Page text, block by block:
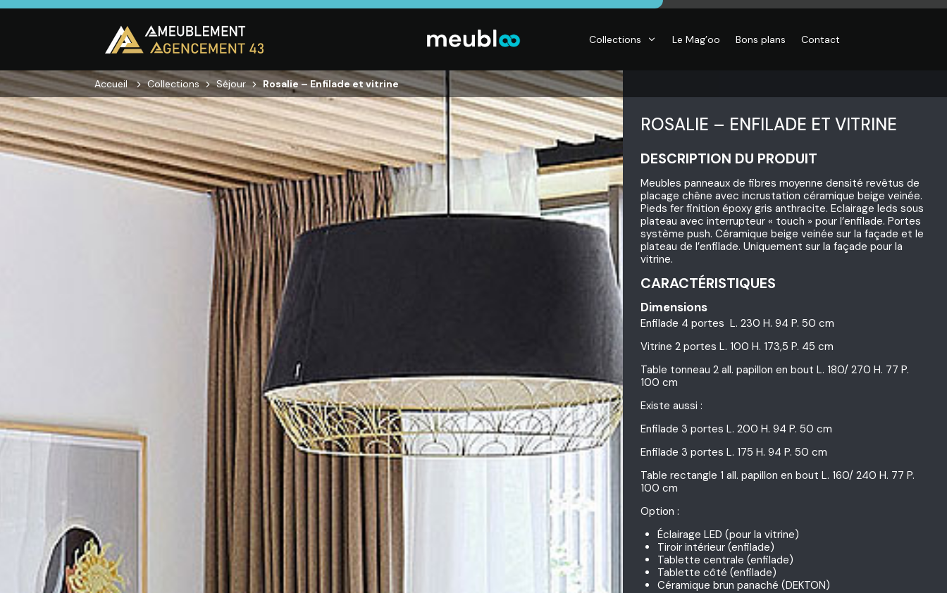
Collections
SALON
Canapés droits,
Salons d’angles
& composables,
SÉJOUR
Enfilades,
Tables, Chaises,
Meubles TV,
Meubles de
complément
CHAMBRE
Dressings,
Armoires, Lits,
Chevets,
Commodes
LITERIE
Matelas,
Sommiers,
Literies
électriques,
DÉCO
Accessoires de
maison, Objets
déco,
Luminaires,
Déco murales
Le Mag’oo Bons plans Contact
Accueil Collections Séjour Rosalie – Enfilade et vitrine
ROSALIE – ENFILADE ET VITRINE
DESCRIPTION DU PRODUIT
Meubles panneaux de fibres moyenne densité revêtus de
placage chêne avec incrustation céramique beige veinée.
Pieds fer finition époxy gris anthracite. Eclairage leds sous
plateau avec interrupteur « touch » pour l’enfilade. Portes
système push. Céramique beige veinée sur la façade et le
plateau de l’enfilade. Uniquement sur la façade pour la
vitrine.
CARACTÉRISTIQUES
Dimensions
Enfilade 4 portes L. 230 H. 94 P. 50 cm
Vitrine 2 portes L. 100 H. 173,5 P. 45 cm
Table tonneau 2 all. papillon en bout L. 180/ 270 H. 77 P.
100 cm
Existe aussi :
Enfilade 3 portes L. 200 H. 94 P. 50 cm
Enfilade 3 portes L. 175 H. 94 P. 50 cm
Table rectangle 1 all. papillon en bout L. 160/ 240 H. 77 P.
100 cm
Option :
Éclairage LED (pour la vitrine)
Tiroir intérieur (enfilade)
Tablette centrale (enfilade)
Tablette côté (enfilade)
Céramique brun panaché (DEKTON)